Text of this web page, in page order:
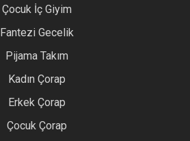
Çocuk İç Giyim
Fantezi Gecelik
Pijama Takım
Kadın Çorap
Erkek Çorap
Çocuk Çorap